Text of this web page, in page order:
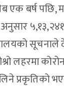
बर्ष पछि,
लहरमा
प्रकृतिको